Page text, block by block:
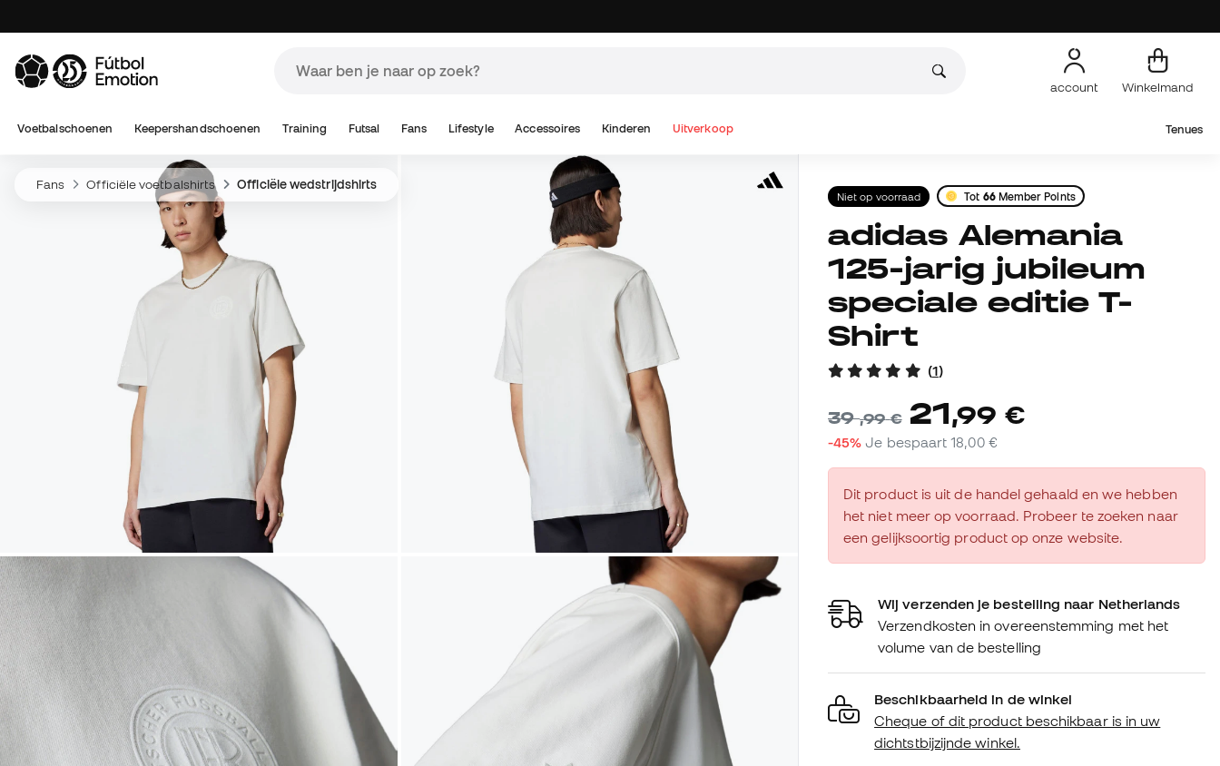
account Winkelmand
Voetbalschoenen Keepershandschoenen Training Futsal Fans Lifestyle Accessoires Kinderen Uitverkoop Tenues
Fans Officiële voetbalshirts Officiële wedstrijdshirts
Niet op voorraad Tot 66Member Points
adidas Alemania
125-jarig jubileum
speciale editie T-
Shirt
(1)
39,99 € 21,99 €
-45% Je bespaart18,00 €
Dit product is uit de handel gehaald en we hebben
het niet meer op voorraad. Probeer te zoeken naar
een gelijksoortig product op onze website.
Wij verzenden je bestelling naar Netherlands
Verzendkosten in overeenstemming met het
volume van de bestelling
Beschikbaarheid in de winkel
Cheque of dit product beschikbaar is in uw
dichtstbijzijnde winkel.